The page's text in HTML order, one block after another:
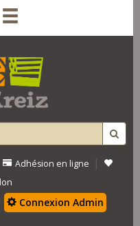
Adhésion en ligne |
Connexion Admin